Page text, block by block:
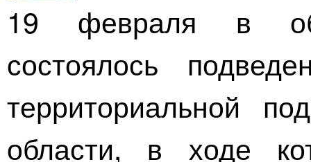
19 февраля в
состоялось
территориальной
области, в ходе